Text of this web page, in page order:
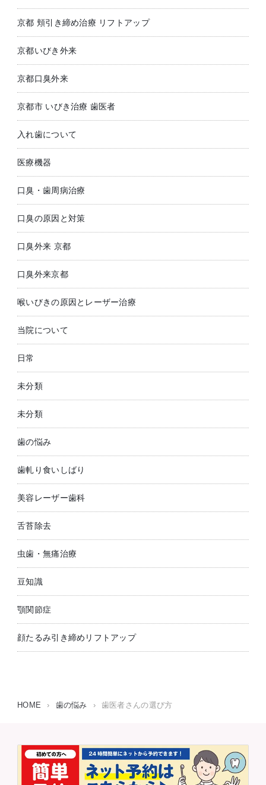
京都 頬引き締め治療 リフトアップ
京都いびき外来
京都口臭外来
京都市 いびき治療 歯医者
入れ歯について
医療機器
口臭・歯周病治療
口臭の原因と対策
口臭外来 京都
口臭外来京都
喉いびきの原因とレーザー治療
当院について
日常
未分類
未分類
歯の悩み
歯軋り食いしばり
美容レーザー歯科
舌苔除去
虫歯・無痛治療
豆知識
顎関節症
顔たるみ引き締めリフトアップ
HOME › 歯の悩み › 歯医者さんの選び方